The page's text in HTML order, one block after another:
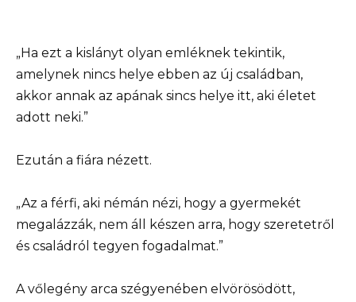
„Ha ezt a kislányt olyan emléknek tekintik,
amelynek nincs helye ebben az új családban,
akkor annak az apának sincs helye itt, aki életet
adott neki.”
Ezután a fiára nézett.
„Az a férfi, aki némán nézi, hogy a gyermekét
megalázzák, nem áll készen arra, hogy szeretetről
és családról tegyen fogadalmat.”
A vőlegény arca szégyenében elvörösödött,